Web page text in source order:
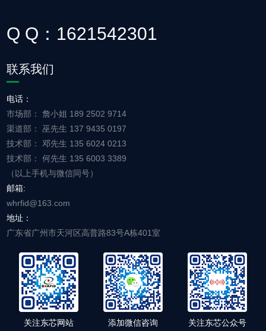
Q Q：1621542301
联系我们
电话：
市场部： 詹小姐 189 2502 9714
渠道部： 巫先生 137 9435 0197
技术部： 邓先生 135 6024 0213
技术部： 何先生 135 6003 3389
（以上手机与微信同号）
邮箱:
whrfid@163.com
地址：
广东省广州市天河区高普路83号A栋401室
关注东芯网站 添加微信咨询 关注东芯公众号